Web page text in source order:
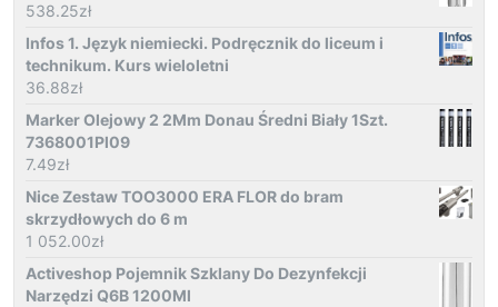
538.25zł
Infos 1. Język niemiecki. Podręcznik do liceum i
technikum. Kurs wieloletni
36.88zł
Marker Olejowy 2 2Mm Donau Średni Biały 1Szt.
7368001Pl09
7.49zł
Nice Zestaw TOO3000 ERA FLOR do bram
skrzydłowych do 6 m
1 052.00zł
Activeshop Pojemnik Szklany Do Dezynfekcji
Narzędzi Q6B 1200Ml